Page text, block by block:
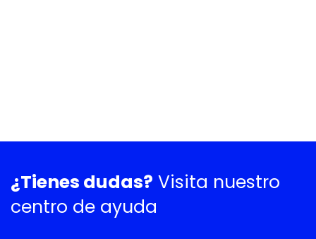
¿Tienes dudas? Visita nuestro
centro de ayuda